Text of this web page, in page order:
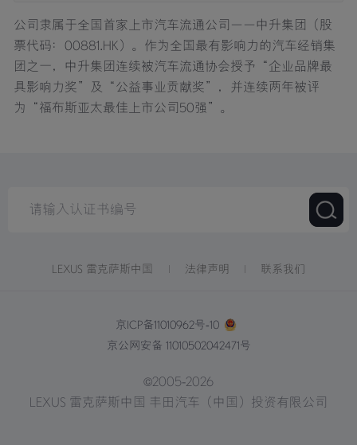
公司隶属于全国首家上市汽车流通公司——中升集团（股
票代码：00881.HK）。作为全国最有影响力的汽车经销集
团之一，中升集团连续被汽车流通协会授予“企业品牌最
具影响力奖”及“公益事业贡献奖”，并连续两年被评
为“福布斯亚太最佳上市公司50强”。
LEXUS 雷克萨斯中国 法律声明 联系我们
京ICP备11010962号-10
京公网安备 11010502042471号
©2005-2026
LEXUS 雷克萨斯中国 丰田汽车（中国）投资有限公司